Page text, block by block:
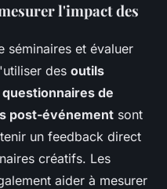
l'impact des
séminaires et évaluer
des outils
questionnaires de
post-événement sont
un feedback direct
créatifs. Les
aider à mesurer